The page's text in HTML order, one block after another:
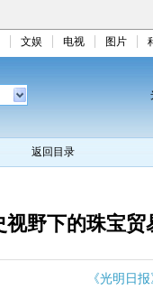
文娱 电视 图片
返回目录
视野下的珠宝贸
《光明日